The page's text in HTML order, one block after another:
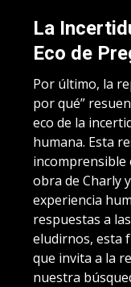
La
Eco de
Por último, la
por qué”
eco de la
humana. Esta
incomprensible
obra de Charly
experiencia
respuestas a
eludirnos, esta
que invita a la
nuestra